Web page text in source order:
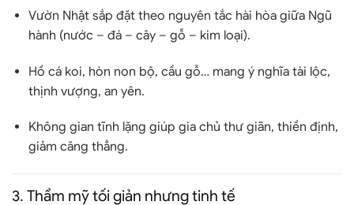
Vườn Nhật sắp đặt theo nguyên tắc hài hòa giữa Ngũ
hành (nước – đá – cây – gỗ – kim loại).
Hồ cá koi, hòn non bộ, cầu gỗ… mang ý nghĩa tài lộc,
thịnh vượng, an yên.
Không gian tĩnh lặng giúp gia chủ thư giãn, thiền định,
giảm căng thẳng.
3. Thẩm mỹ tối giản nhưng tinh tế